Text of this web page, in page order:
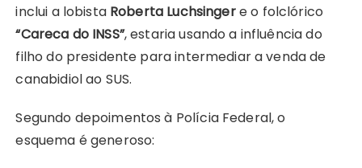
inclui a lobista Roberta Luchsingere o folclórico
“Careca do INSS”, estaria usando a influência do
filho do presidente para intermediar a venda de
canabidiol ao SUS.
Segundo depoimentos à Polícia Federal, o
esquema é generoso: